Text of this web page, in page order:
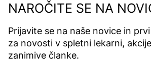
NAROČITE SE NA
Prijavite se na naše novice in
za novosti v spletni lekarni,
zanimive članke.